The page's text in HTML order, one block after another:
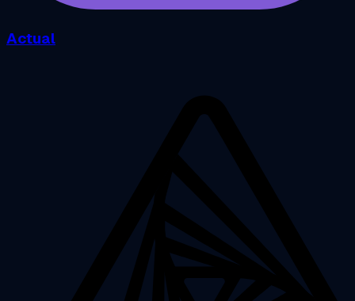
Actual